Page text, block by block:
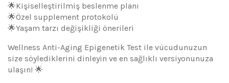
🌟Kişiselleştirilmiş beslenme planı
🌟Özel supplement protokolü
🌟Yaşam tarzı değişikliği önerileri
Wellness Anti-Aging Epigenetik Test ile vücudunuzun
size söylediklerini dinleyin ve en sağlıklı versiyonunuza
ulaşın! 🌟